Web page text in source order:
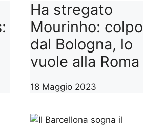
Ha stregato
Mourinho: colpo
dal Bologna, lo
vuole alla Roma
18 Maggio 2023